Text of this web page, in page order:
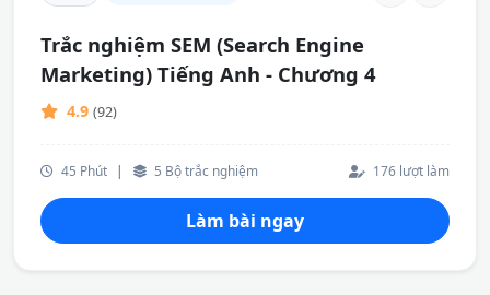
Trắc nghiệm SEM (Search Engine
Marketing) Tiếng Anh - Chương 4
4.9 (92)
45 Phút | 5 Bộ trắc nghiệm 176 lượt làm
Làm bài ngay